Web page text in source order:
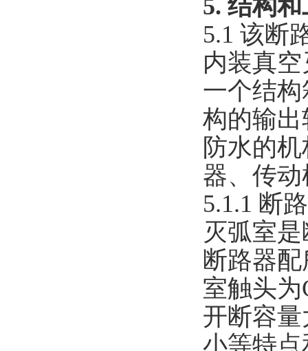
5. 结构
5.1 该断
内装真
一个结
构的输
防水的
器、传
5.1.1 断
灭弧室
断路器
室触头
开断容
小等特